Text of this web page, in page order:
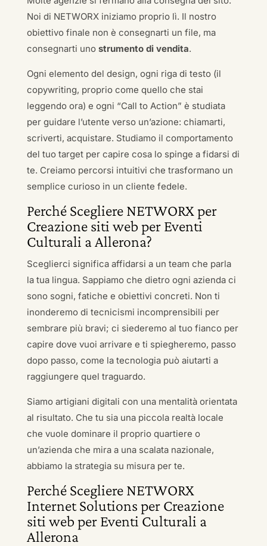
Noi di NETWORX iniziamo proprio lì. Il nostro
obiettivo finale non è consegnarti un file, ma
consegnarti uno strumento di vendita.
Ogni elemento del design, ogni riga di testo (il
copywriting, proprio come quello che stai
leggendo ora) e ogni “Call to Action” è studiata
per guidare l’utente verso un’azione: chiamarti,
scriverti, acquistare. Studiamo il comportamento
del tuo target per capire cosa lo spinge a fidarsi di
te. Creiamo percorsi intuitivi che trasformano un
semplice curioso in un cliente fedele.
Perché Scegliere NETWORX per
Creazione siti web per Eventi
Culturali a Allerona?
Sceglierci significa affidarsi a un team che parla
la tua lingua. Sappiamo che dietro ogni azienda ci
sono sogni, fatiche e obiettivi concreti. Non ti
inonderemo di tecnicismi incomprensibili per
sembrare più bravi; ci siederemo al tuo fianco per
capire dove vuoi arrivare e ti spiegheremo, passo
dopo passo, come la tecnologia può aiutarti a
raggiungere quel traguardo.
Siamo artigiani digitali con una mentalità orientata
al risultato. Che tu sia una piccola realtà locale
che vuole dominare il proprio quartiere o
un’azienda che mira a una scalata nazionale,
abbiamo la strategia su misura per te.
Perché Scegliere NETWORX
Internet Solutions per Creazione
siti web per Eventi Culturali a
Allerona